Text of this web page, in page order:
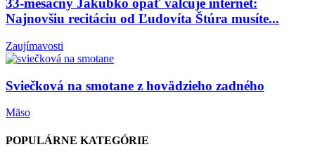
33-mesačný Jakubko opäť valcuje internet:
Najnovšiu recitáciu od Ľudovíta Štúra musíte...
Zaujímavosti
Sviečková na smotane z hovädzieho zadného
Mäso
POPULÁRNE KATEGÓRIE